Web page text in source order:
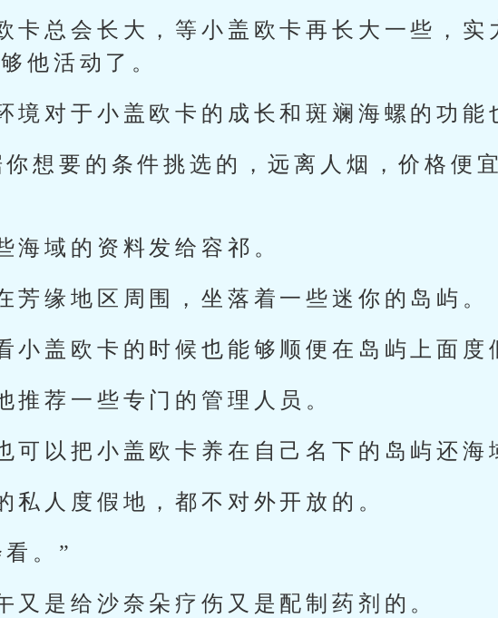
卡总会长大，等小盖欧卡再长大一些，实
他活动了。
境对于小盖欧卡的成长和斑斓海螺的功能
想要的条件挑选的，远离人烟，价格便
海域的资料发给容祁。
芳缘地区周围，坐落着一些迷你的岛屿。
小盖欧卡的时候也能够顺便在岛屿上面度
推荐一些专门的管理人员。
可以把小盖欧卡养在自己名下的岛屿还海
私人度假地，都不对外开放的。
。”
又是给沙奈朵疗伤又是配制药剂的。